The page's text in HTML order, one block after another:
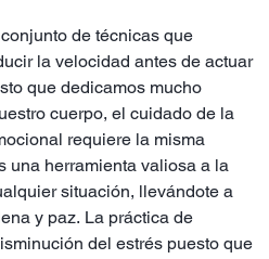
de técnicas que
la velocidad antes de actuar
que dedicamos mucho
cuerpo, el cuidado de la
requiere la misma
una herramienta valiosa a la
situación, llevándote a
y paz. La práctica de
del estrés puesto que